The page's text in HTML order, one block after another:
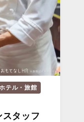
ホテル・旅館
スタッフ